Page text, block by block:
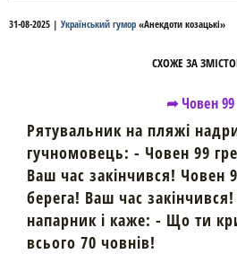
31-08-2025 | Український гумор «Анекдоти козацькі»
СХОЖЕ ЗА
➦ Човен 99
Рятувальник на пляжі
гучномовець: - Човен 99
Ваш час закінчився! Човен
берега! Ваш час
напарник і каже: - Що ти
всього 70 човнів!